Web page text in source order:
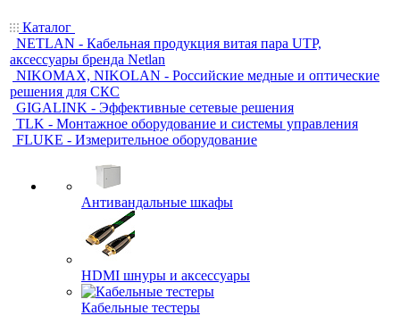
Каталог
NETLAN - Кабельная продукция витая пара UTP,
аксессуары бренда Netlan
NIKOMAX, NIKOLAN - Российские медные и оптические
решения для СКС
GIGALINK - Эффективные сетевые решения
TLK - Монтажное оборудование и системы управления
FLUKE - Измерительное оборудование
Антивандальные шкафы
HDMI шнуры и аксессуары
Кабельные тестеры